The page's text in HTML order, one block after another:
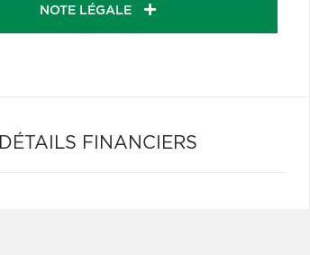
NOTE LÉGALE
DÉTAILS FINANCIERS